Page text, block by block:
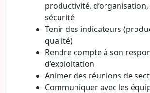
productivité, d’organisation,
sécurité
Tenir des indicateurs
qualité)
Rendre compte à son
d’exploitation
Animer des réunions de
Communiquer avec les